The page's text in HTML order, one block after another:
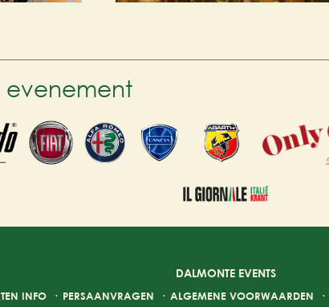
evenement
DALMONTE EVENTS
INFO· PERSAANVRAGEN · ALGEMENE VOORWAARDEN ·